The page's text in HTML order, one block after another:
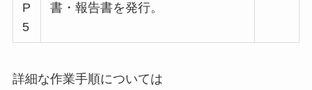
P
5
書・報告書を発行。
詳細な作業手順については